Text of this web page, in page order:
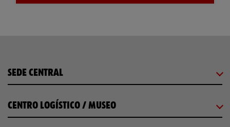
SEDE CENTRAL
CENTRO LOGÍSTICO / MUSEO